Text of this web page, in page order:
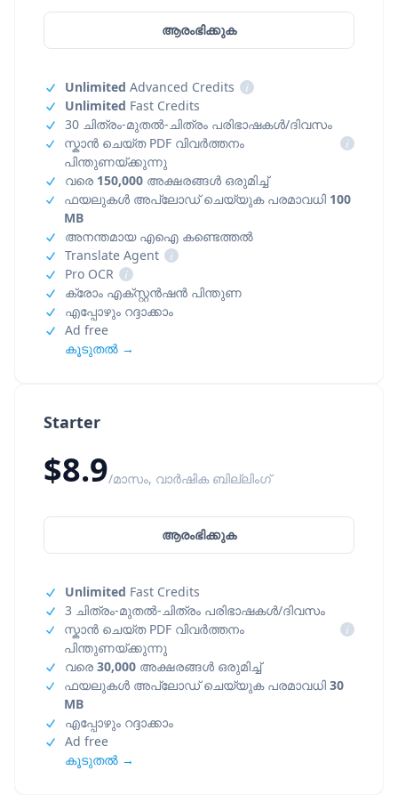
Starter
$8.9/മാസം, വാർഷിക ബില്ലിംഗ്
ആരംഭിക്കുക
Unlimited Fast Credits
3 ചിത്രം-മുതൽ-ചിത്രം പരിഭാഷകൾ/ദിവസം
സ്കാൻ ചെയ്ത PDF വിവർത്തനം
പിന്തുണയ്ക്കുന്നു
i
വരെ 30,000 അക്ഷരങ്ങൾ ഒരുമിച്ച്
ഫയലുകൾ അപ്‌ലോഡ് ചെയ്യുക പരമാവധി30
MB
എപ്പോഴും റദ്ദാക്കാം
Ad free
കൂടുതൽ →
ആരംഭിക്കുക
Unlimited Advanced Credits
i
Unlimited Fast Credits
30 ചിത്രം-മുതൽ-ചിത്രം പരിഭാഷകൾ/ദിവസം
സ്കാൻ ചെയ്ത PDF വിവർത്തനം
പിന്തുണയ്ക്കുന്നു
i
വരെ 150,000 അക്ഷരങ്ങൾ ഒരുമിച്ച്
ഫയലുകൾ അപ്‌ലോഡ് ചെയ്യുക പരമാവധി 100
MB
അനന്തമായ എഐ കണ്ടെത്തൽ
Translate Agent
i
Pro OCR
i
ക്രോം എക്സ്റ്റൻഷൻ പിന്തുണ
എപ്പോഴും റദ്ദാക്കാം
Ad free
കൂടുതൽ →